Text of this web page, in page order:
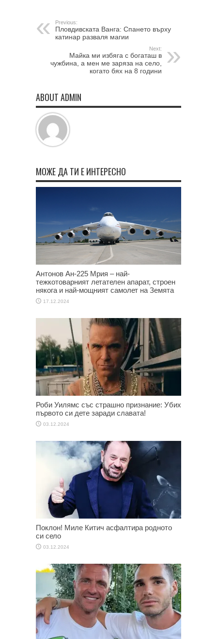
Previous:
Пловдивската Ванга: Спането върху
катинар разваля магии
Next:
Майка ми избяга с богаташ в
чужбина, а мен ме заряза на село,
когато бях на 8 години
ABOUT ADMIN
МОЖЕ ДА ТИ Е ИНТЕРЕСНО
Антонов Ан-225 Мрия – най-
тежкотоварният летателен апарат, строен
някога и най-мощният самолет на Земята
17.12.2024
Роби Уилямс със страшно признание: Убих
първото си дете заради славата!
03.12.2024
Поклон! Миле Китич асфалтира родното
си село
03.12.2024